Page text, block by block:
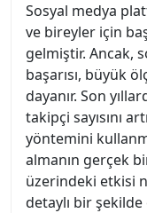
Sosyal medya
ve bireyler için
gelmiştir. Ancak,
başarısı, büyük
dayanır. Son
takipçi sayısını
yöntemini
almanın gerçek
üzerindeki etkisi
detaylı bir şekilde